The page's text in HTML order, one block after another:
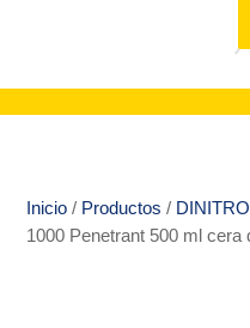
Inicio / Productos /
1000 Penetrant 500 ml cera